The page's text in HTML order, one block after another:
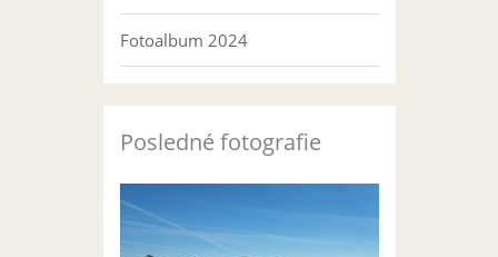
Fotoalbum 2024
Posledné fotografie